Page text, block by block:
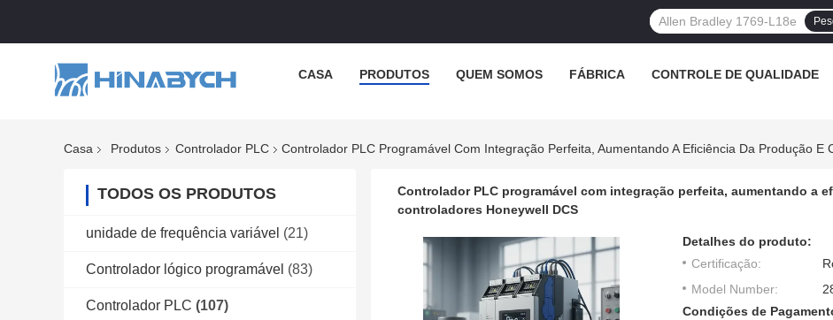
CASA PRODUTOS QUEM SOMOS FÁBRICA CONTROLE DE QUALIDADE
Casa Produtos Controlador PLC Controlador PLC Programável Com Integração Perfeita, Aumentando A Eficiência Da Produção
TODOS OS PRODUTOS
unidade de frequência variável (21)
Controlador lógico programável (83)
Controlador PLC (107)
Controlador PLC programável com integração perfeita, aumentando a
controladores Honeywell DCS
Detalhes do produto:
Certificação:
Model Number:
Condições de